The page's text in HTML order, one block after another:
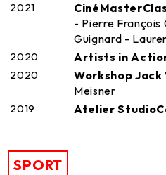
2021
- Pierre François
Guignard -
2020 Artists in
2020 Workshop
Meisner
2019 Atelier
SPORT